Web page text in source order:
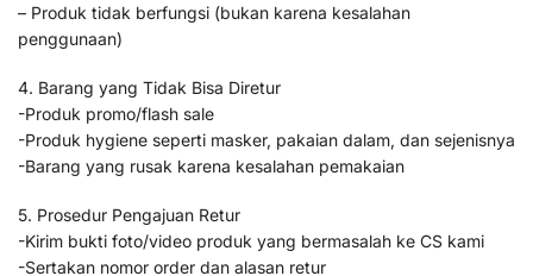
– Produk tidak berfungsi (bukan karena kesalahan
penggunaan)
4. Barang yang Tidak Bisa Diretur
-Produk promo/flash sale
-Produk hygiene seperti masker, pakaian dalam, dan sejenisnya
-Barang yang rusak karena kesalahan pemakaian
5. Prosedur Pengajuan Retur
-Kirim bukti foto/video produk yang bermasalah ke CS kami
-Sertakan nomor order dan alasan retur